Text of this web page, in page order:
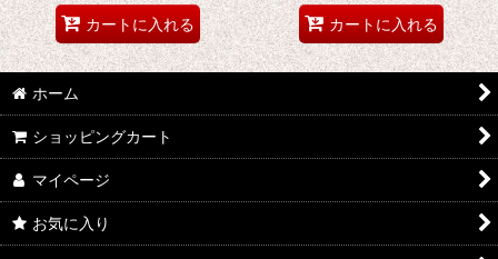
カートに入れる カートに入れる
ホーム
ショッピングカート
マイページ
お気に入り